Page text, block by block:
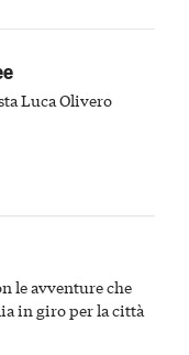
Luca Olivero
le avventure che
in giro per la città